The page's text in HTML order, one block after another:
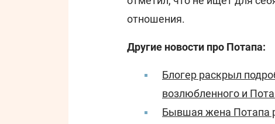
отношения.
Другие новости про Потапа:
Блогер раскрыл
возлюбленного и
Бывшая жена Потапа